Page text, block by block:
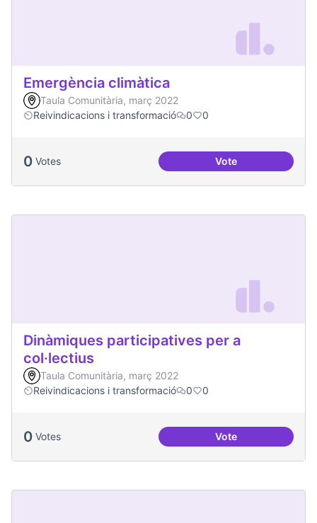
Emergència climàtica
Taula Comunitària, març 2022
Reivindicacions i transformació
0 0
0 Votes VoteEmergència
Dinàmiques participatives per a
col·lectius
Taula Comunitària, març 2022
Reivindicacions i transformació
0 0
0 Votes VoteDinàmiques